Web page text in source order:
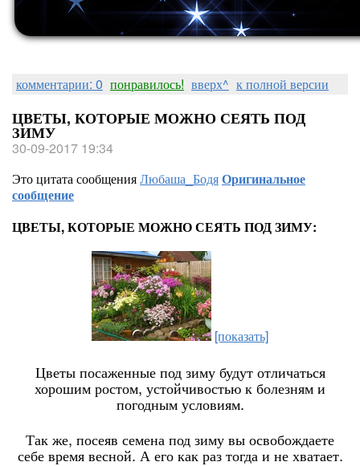
комментарии: 0 понравилось! вверх^ к полной версии
ЦВЕТЫ, КОТОРЫЕ МОЖНО СЕЯТЬ ПОД
ЗИМУ
30-09-2017 19:34
Это цитата сообщенияЛюбаша_БодяОригинальное
сообщение
ЦВЕТЫ, КОТОРЫЕ МОЖНО СЕЯТЬ ПОД ЗИМУ:
[показать]
Цветы посаженные под зиму будут отличаться
хорошим ростом, устойчивостью к болезням и
погодным условиям.
Так же, посеяв семена под зиму вы освобождаете
себе время весной. А его как раз тогда и не хватает.